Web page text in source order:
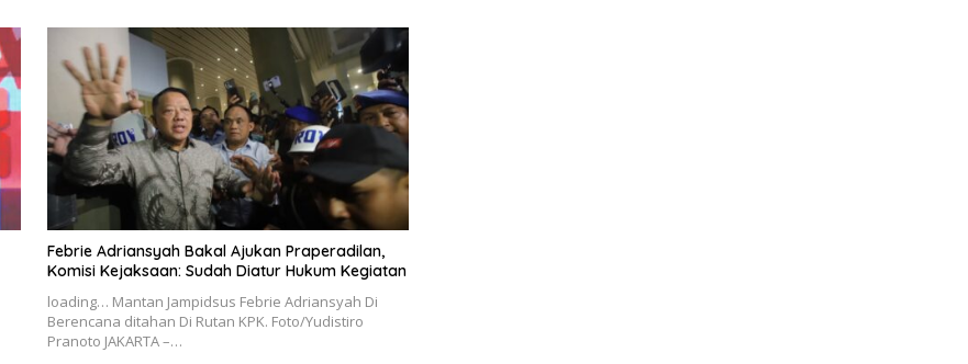
Febrie Adriansyah Bakal Ajukan Praperadilan,
Komisi Kejaksaan: Sudah Diatur Hukum Kegiatan
loading… Mantan Jampidsus Febrie Adriansyah Di
Berencana ditahan Di Rutan KPK. Foto/Yudistiro
Pranoto JAKARTA –…